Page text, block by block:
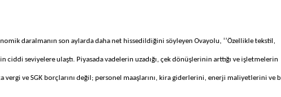
daralmanın son aylarda daha net hissedildiğini söyleyen Ovayolu, ‘’Özellikle tekstil,
seviyelere ulaştı. Piyasada vadelerin uzadığı, çek dönüşlerinin arttığı ve işletmelerin
vergi ve SGK borçlarını değil; personel maaşlarını, kira giderlerini, enerji maliyetlerini ve